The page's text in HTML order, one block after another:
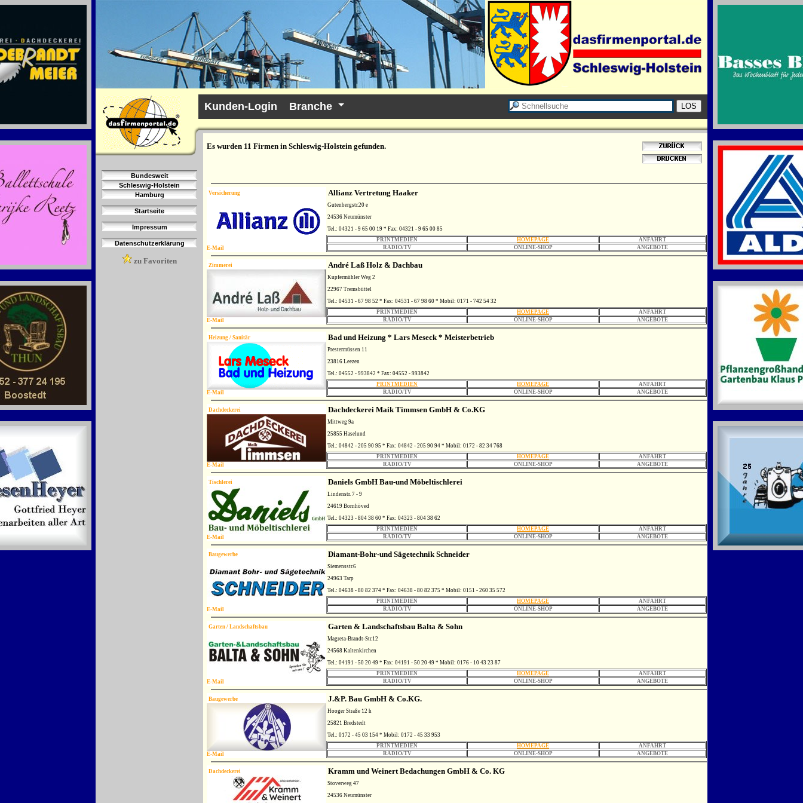
Bundesweit
Schleswig-Holstein
Hamburg
Startseite
Impressum
Datenschutzerklärung
zu Favoriten
Kunden-Login Branche
Es wurden 11 Firmen in Schleswig-Holstein gefunden.
Versicherung
E-Mail
Allianz Vertretung Haaker
Gutenbergstr.20 e
24536 Neumünster
Tel.: 04321 - 9 65 00 19 * Fax: 04321 - 9 65 00 85
PRINTMEDIEN
HOMEPAGE
ANFAHRT
RADIO/TV
ONLINE-SHOP ANGEBOTE
Zimmerei
E-Mail
André Laß Holz & Dachbau
Kupfermühler Weg 2
22967 Tremsbüttel
Tel.: 04531 - 67 98 52 * Fax: 04531 - 67 98 60 * Mobil: 0171 - 742 54 32
PRINTMEDIEN
HOMEPAGE
ANFAHRT
RADIO/TV
ONLINE-SHOP ANGEBOTE
Heizung / Sanitär
E-Mail
Bad und Heizung * Lars Meseck * Meisterbetrieb
Prestermüssen 11
23816 Leezen
Tel.: 04552 - 993842 * Fax: 04552 - 993842
PRINTMEDIEN
HOMEPAGE
ANFAHRT
RADIO/TV
ONLINE-SHOP ANGEBOTE
Dachdeckerei
E-Mail
Dachdeckerei Maik Timmsen GmbH & Co.KG
Mittweg 9a
25855 Haselund
Tel.: 04842 - 205 90 95 * Fax: 04842 - 205 90 94 * Mobil: 0172 - 82 34 768
PRINTMEDIEN
HOMEPAGE
ANFAHRT
RADIO/TV
ONLINE-SHOP ANGEBOTE
Tischlerei
E-Mail
Daniels GmbH Bau-und Möbeltischlerei
Lindenstr. 7 - 9
24619 Bornhöved
Tel.: 04323 - 804 38 60 * Fax: 04323 - 804 38 62
PRINTMEDIEN
HOMEPAGE
ANFAHRT
RADIO/TV
ONLINE-SHOP ANGEBOTE
Baugewerbe
E-Mail
Diamant-Bohr-und Sägetechnik Schneider
Siemensstr.6
24963 Tarp
Tel.: 04638 - 80 82 374 * Fax: 04638 - 80 82 375 * Mobil: 0151 - 260 35 572
PRINTMEDIEN
HOMEPAGE
ANFAHRT
RADIO/TV
ONLINE-SHOP ANGEBOTE
Garten / Landschaftsbau
E-Mail
Garten & Landschaftsbau Balta & Sohn
Magreta-Brandt-Str.12
24568 Kaltenkirchen
Tel.: 04191 - 50 20 49 * Fax: 04191 - 50 20 49 * Mobil: 0176 - 10 43 23 87
PRINTMEDIEN
HOMEPAGE
ANFAHRT
RADIO/TV
ONLINE-SHOP ANGEBOTE
Baugewerbe
E-Mail
J.&P. Bau GmbH & Co.KG.
Hooger Straße 12 h
25821 Bredstedt
Tel.: 0172 - 45 03 154 * Mobil: 0172 - 45 33 953
PRINTMEDIEN
HOMEPAGE
ANFAHRT
RADIO/TV
ONLINE-SHOP ANGEBOTE
Dachdeckerei Kramm und Weinert Bedachungen GmbH & Co. KG
Stoverweg 47
24536 Neumünster